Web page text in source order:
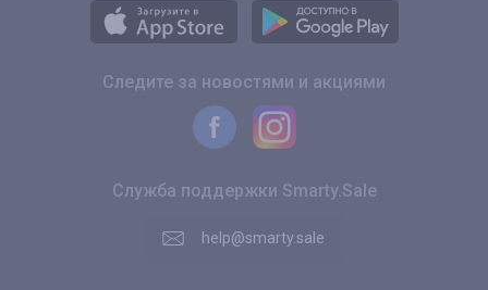
Следите за новостями и акциями
Служба поддержки Smarty.Sale
help@smarty.sale